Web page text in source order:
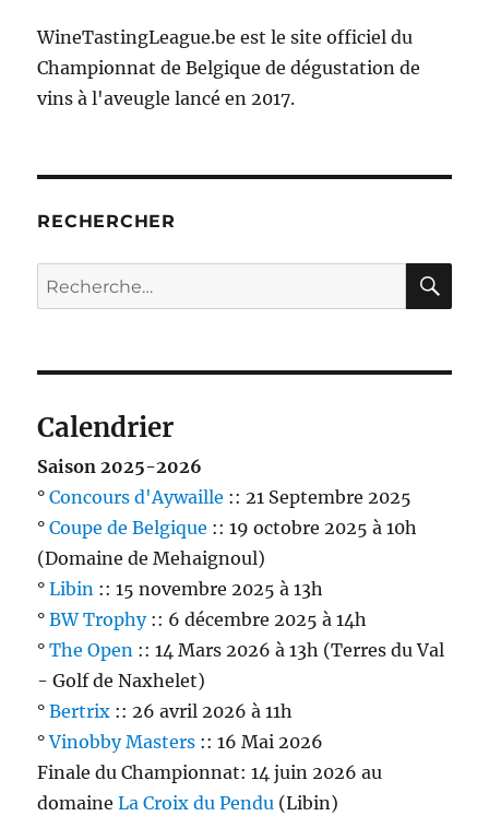
WineTastingLeague.be est le site officiel du
Championnat de Belgique de dégustation de
vins à l'aveugle lancé en 2017.
RECHERCHER
Recherche
pour :
Calendrier
Saison 2025-2026
°Concours d'Aywaille :: 21 Septembre 2025
°Coupe de Belgique :: 19 octobre 2025 à 10h
(Domaine de Mehaignoul)
°Libin :: 15 novembre 2025 à 13h
°BW Trophy:: 6 décembre 2025 à 14h
°The Open :: 14 Mars 2026 à 13h (Terres du Val
- Golf de Naxhelet)
°Bertrix :: 26 avril 2026 à 11h
°Vinobby Masters :: 16 Mai 2026
Finale du Championnat: 14 juin 2026 au
domaineLa Croix du Pendu (Libin)